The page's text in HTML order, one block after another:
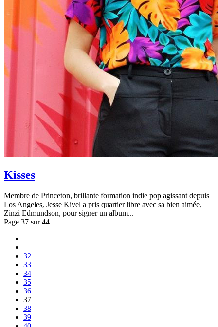
Kisses
Membre de Princeton, brillante formation indie pop agissant depuis
Los Angeles, Jesse Kivel a pris quartier libre avec sa bien aimée,
Zinzi Edmundson, pour signer un album...
Page 37 sur 44
32
33
34
35
36
37
38
39